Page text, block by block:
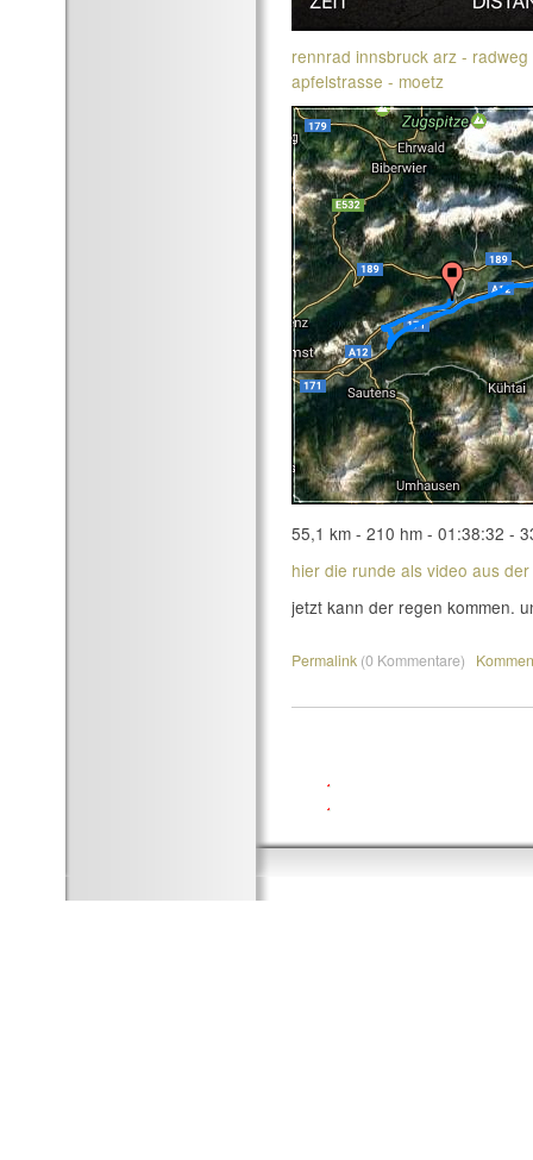
rennrad innsbruck arz -
apfelstrasse - moetz
55,1 km - 210 hm - 01:38:32 -
hier die runde als video aus
jetzt kann der regen kommen.
Permalink (0 Kommentare)